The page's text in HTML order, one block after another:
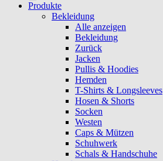
Produkte
Bekleidung
Alle anzeigen
Bekleidung
Zurück
Jacken
Pullis & Hoodies
Hemden
T-Shirts & Longsleeves
Hosen & Shorts
Socken
Westen
Caps & Mützen
Schuhwerk
Schals & Handschuhe